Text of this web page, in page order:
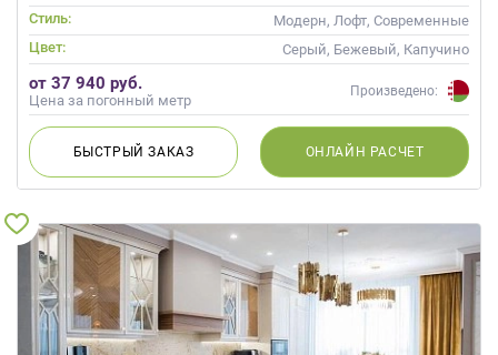
Стиль:
Модерн, Лофт, Современные
Цвет:
Серый, Бежевый, Капучино
от 37 940 руб.
Цена за погонный метр
Произведено:
БЫСТРЫЙЗАКАЗ ОНЛАЙН РАСЧЕТ